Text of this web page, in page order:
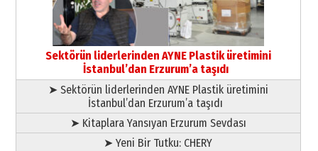
çekmemeli!
17 Şubat 2026 Salı Orhan BOZKURT
Bir fotoğraf, bir şehir, bir
gazeteci… Dizginler kimin
elinde?
A. Berhan Yılmaz
BİR BÖLÜM DEĞİL, BİR ÖMÜR
SEÇİYORSUNUZ… “NEDEN
ATATÜRK ÜNİVERSİTESİ?”
28 Temmuz 2026 Salı
Sektörün liderlerinden AYNE Plastik üretimini
İstanbul’dan Erzurum’a taşıdı
➤ Sektörün liderlerinden AYNE Plastik üretimini
İstanbul’dan Erzurum’a taşıdı
➤ Kitaplara Yansıyan Erzurum Sevdası
➤ Yeni Bir Tutku: CHERY